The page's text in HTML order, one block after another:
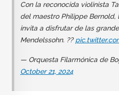
Con la reconocida violinista
del maestro Philippe
invita a disfrutar de las
Mendelssohn. ??
— Orquesta Filarmónica de
October 21, 2024